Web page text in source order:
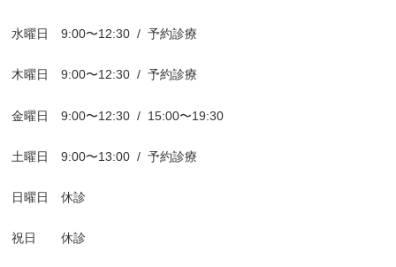
水曜日9:00〜12:30 / 予約診療
木曜日9:00〜12:30 / 予約診療
金曜日9:00〜12:30 / 15:00〜19:30
土曜日9:00〜13:00 / 予約診療
日曜日 休診
祝日 休診